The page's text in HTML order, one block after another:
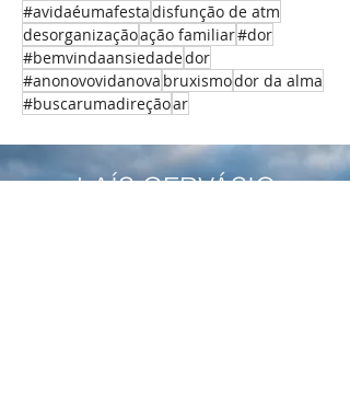
#avidaéumafestadisfunção de atm
desorganizaçãoação familiar#dor
#bemvindaansiedadedor
#anonovovidanova bruxismodor da alma
#buscarumadireçãoar
LAÍS GERVÁSIO